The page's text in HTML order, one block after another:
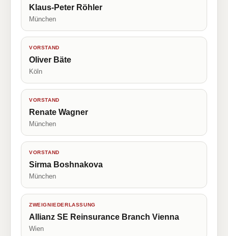
Klaus-Peter Röhler
München
VORSTAND
Oliver Bäte
Köln
VORSTAND
Renate Wagner
München
VORSTAND
Sirma Boshnakova
München
ZWEIGNIEDERLASSUNG
Allianz SE Reinsurance Branch Vienna
Wien